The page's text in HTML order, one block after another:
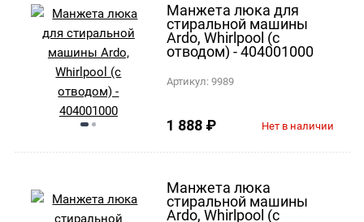
Манжета люка для
стиральной машины
Ardo, Whirlpool (с
отводом) - 404001000
Артикул:9989
1 888 ₽ Нет в наличии
Манжета люка
стиральной машины
Ardo, Whirlpool (с